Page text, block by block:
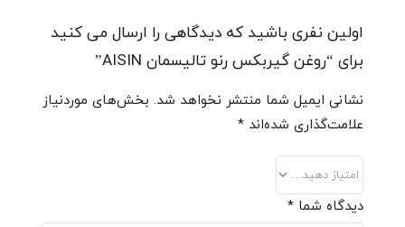
اولین نفری باشید که دیدگاهی را ارسال می کنید
برای “روغن گیربکس رنو تالیسمان AISIN”
نشانی ایمیل شما منتشر نخواهد شد. بخش‌های موردنیاز
علامت‌گذاری شده‌اند *
دیدگاه شما *